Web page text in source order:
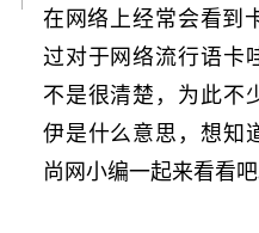
在网络上经常会看到
过对于网络流行语卡
不是很清楚，为此不
伊是什么意思，想知
尚网小编一起来看看吧